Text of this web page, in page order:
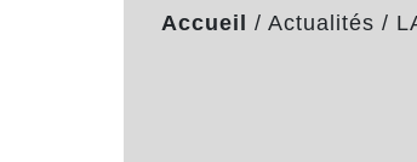
Accueil / Actualités /